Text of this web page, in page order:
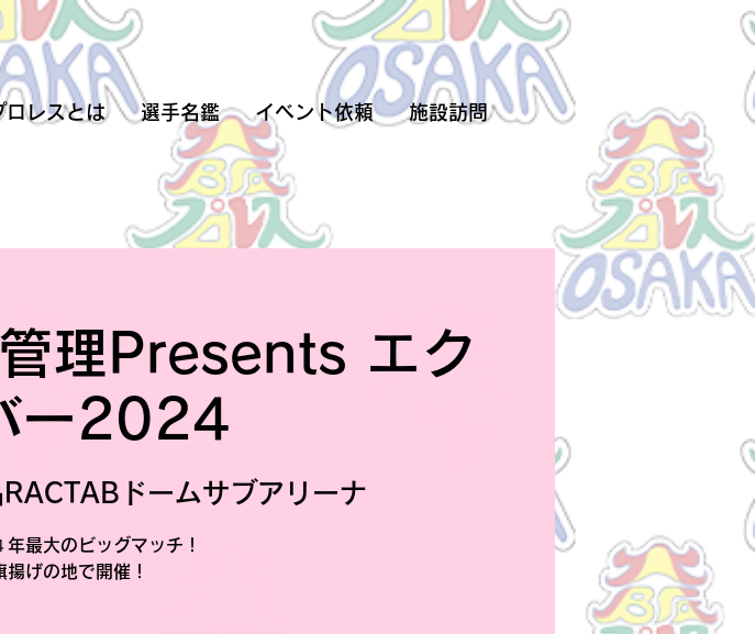
ロレスとは 選手名鑑 イベント依頼 施設訪問
理Presents エク
ー2024
ドームサブアリーナ
最大のビッグマッチ！
げの地で開催！